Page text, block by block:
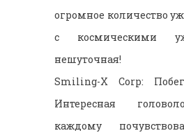
огромное количество
с космическими
нешуточная!
Smiling-X Corp:
Интересная
каждому